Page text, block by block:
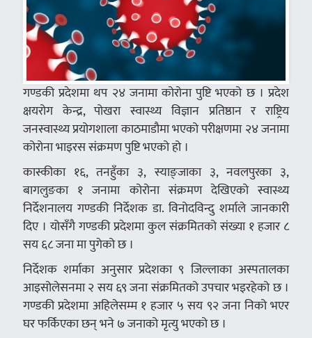
गण्डकी प्रदेशमा थप २४ जनामा कोरोना पुष्टि भएको छ । प्रदेश
क्षयरोग केन्द्र, पोखरा स्वास्थ्य विज्ञान प्रतिष्ठान र राष्ट्रिय
जनस्वास्थ्य प्रयोगशाला काठमाडौमा भएको परीक्षणमा २४ जनामा
कोरोना भाइरस संक्रमण पुष्टि भएको हो ।
कास्कीका १६, तनहुँका ३, स्याङ्जाका ३, नवलपुरका ३,
बागलुङका १ जनामा कोरोना संक्रमण देखिएको स्वास्थ्य
निर्देशनालय गण्डकी निर्देशक डा. विनोदविन्दु शर्माले जानकारी
दिए । योसँगै गण्डकी प्रदेशमा कुल संक्रमितको संख्या १ हजार ८
सय ६८ जना मा पुगेको छ ।
निर्देशक शर्माका अनुसार प्रदेशका ९ जिल्लाका अस्पतालका
आइसोलेसनमा २ सय ६९ जना संक्रमितको उपचार भइरहेको छ ।
गण्डकी प्रदेशमा अहिलेसम्म १ हजार ५ सय ९२ जना निको भएर
घर फर्किएका छन् भने ७ जनाको मृत्यु भएको छ ।